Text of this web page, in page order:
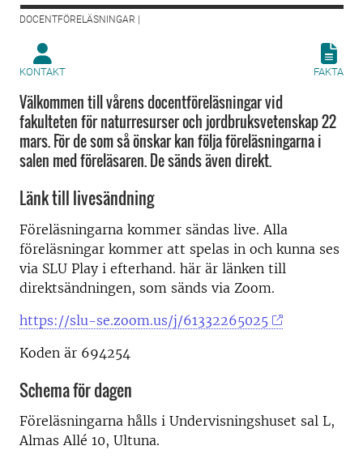
DOCENTFÖRELÄSNINGAR |
KONTAKT FAKTA
Välkommen till vårens docentföreläsningar vid
fakulteten för naturresurser och jordbruksvetenskap 22
mars. För de som så önskar kan följa föreläsningarna i
salen med föreläsaren. De sänds även direkt.
Länk till livesändning
Föreläsningarna kommer sändas live. Alla
föreläsningar kommer att spelas in och kunna ses
via SLU Play i efterhand. här är länken till
direktsändningen, som sänds via Zoom.
https://slu-se.zoom.us/j/61332265025
Koden är 694254
Schema för dagen
Föreläsningarna hålls i Undervisningshuset sal L,
Almas Allé 10, Ultuna.